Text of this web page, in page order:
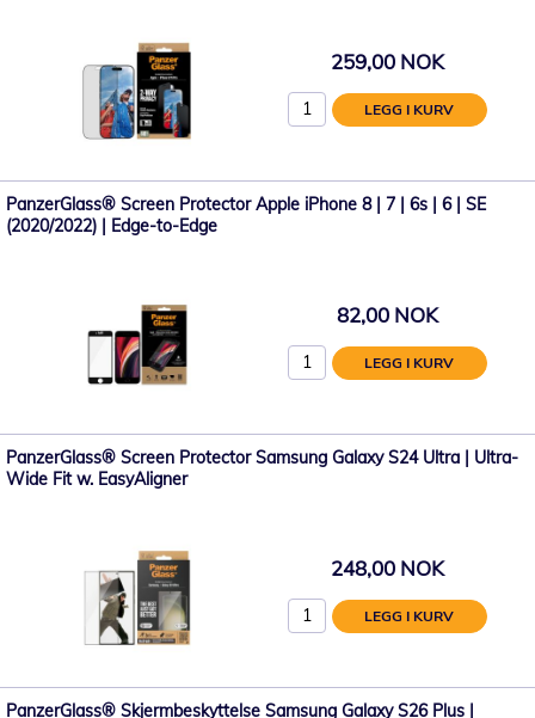
259,00 NOK
LEGG I KURV
PanzerGlass® Screen Protector Apple iPhone 8 | 7 | 6s | 6 | SE
(2020/2022) | Edge-to-Edge
82,00 NOK
LEGG I KURV
PanzerGlass® Screen Protector Samsung Galaxy S24 Ultra | Ultra-
Wide Fit w. EasyAligner
248,00 NOK
LEGG I KURV
PanzerGlass® Skjermbeskyttelse Samsung Galaxy S26 Plus |